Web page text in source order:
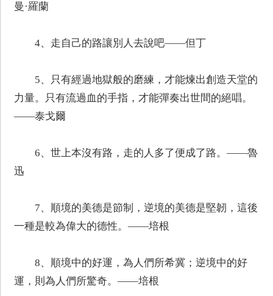
曼·羅蘭
4、走自己的路讓別人去說吧——但丁
5、只有經過地獄般的磨練，才能煉出創造天堂的
力量。只有流過血的手指，才能彈奏出世間的絕唱。
——泰戈爾
6、世上本沒有路，走的人多了便成了路。——魯
迅
7、順境的美德是節制，逆境的美德是堅韌，這後
一種是較為偉大的德性。——培根
8、順境中的好運，為人們所希冀；逆境中的好
運，則為人們所驚奇。——培根